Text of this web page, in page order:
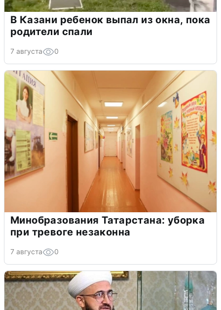
В Казани ребенок выпал из окна, пока
родители спали
7 августа 0
Минобразования Татарстана: уборка
при тревоге незаконна
7 августа 0